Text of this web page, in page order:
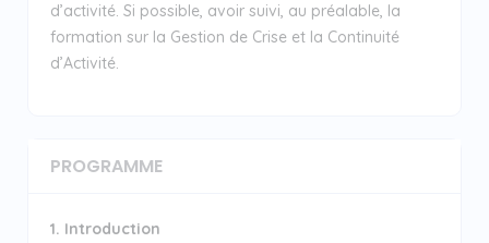
d’activité. Si possible, avoir suivi, au préalable, la
formation sur la Gestion de Crise et la Continuité
d’Activité.
PROGRAMME
1. Introduction